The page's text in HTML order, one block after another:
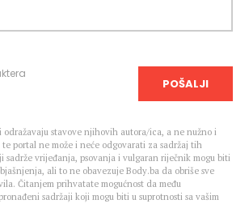
POŠALJI
odražavaju stavove njihovih autora/ica, a ne nužno i
portal ne može i neće odgovarati za sadržaj tih
sadrže vrijeđanja, psovanja i vulgaran riječnik mogu biti
ali to ne obavezuje Body.ba da obriše sve
Čitanjem prihvatate mogućnost da među
sadržaji koji mogu biti u suprotnosti sa vašim